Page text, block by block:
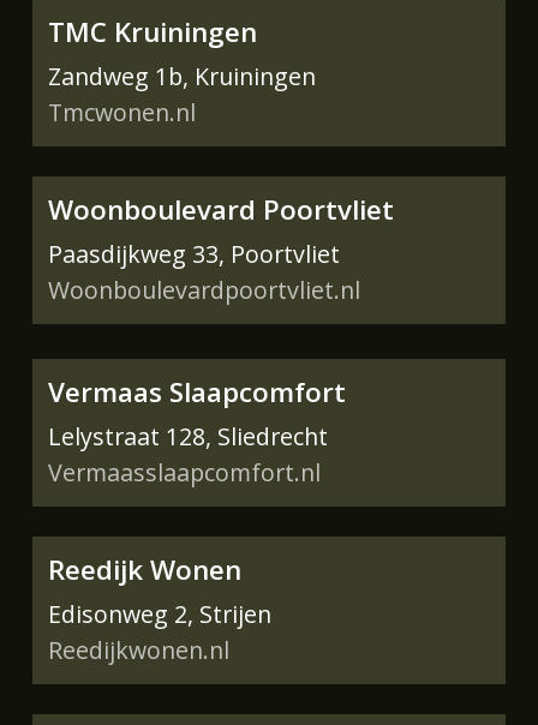
TMC Kruiningen
Zandweg 1b, Kruiningen
Tmcwonen.nl
Woonboulevard Poortvliet
Paasdijkweg 33, Poortvliet
Woonboulevardpoortvliet.nl
Vermaas Slaapcomfort
Lelystraat 128, Sliedrecht
Vermaasslaapcomfort.nl
Reedijk Wonen
Edisonweg 2, Strijen
Reedijkwonen.nl